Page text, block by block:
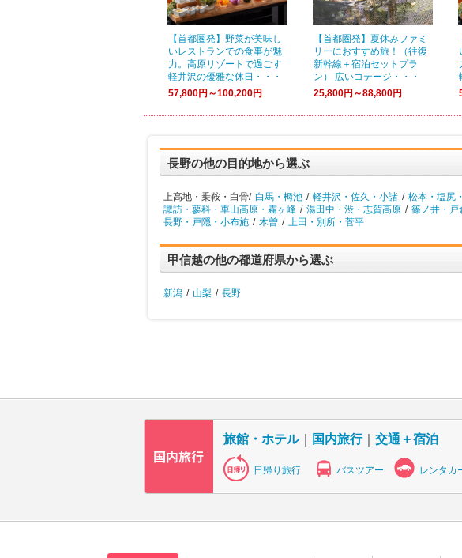
【首都圏発】野菜が美味し
いレストランでの食事が魅
力。高原リゾートで過ごす
軽井沢の優雅な休日・・・
57,800円～100,200円
【首都圏発】夏休みファミ
リーにおすすめ旅！（往復
新幹線＋宿泊セットプラ
ン） 広いコテージ・・・
25,800円～88,800円
長野の他の目的地から選ぶ
上高地・乗鞍・白骨/ 白馬・栂池 / 軽井沢・佐久・小諸 / 松本・塩尻
諏訪・蓼科・車山高原・霧ヶ峰 / 湯田中・渋・志賀高原 / 篠ノ井・戸
長野・戸隠・小布施 / 木曽 / 上田・別所・菅平
甲信越の他の都道府県から選ぶ
新潟 / 山梨 / 長野
旅館・ホテル｜ 国内旅行｜ 交通＋宿泊
日帰り旅行 バスツアー レンタカ